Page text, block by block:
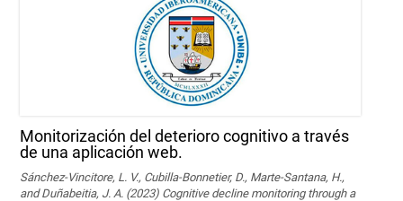
Monitorización del deterioro cognitivo a través
de una aplicación web.
Sánchez-Vincitore, L. V., Cubilla-Bonnetier, D., Marte-Santana, H.,
and Duñabeitia, J. A. (2023) Cognitive decline monitoring through a